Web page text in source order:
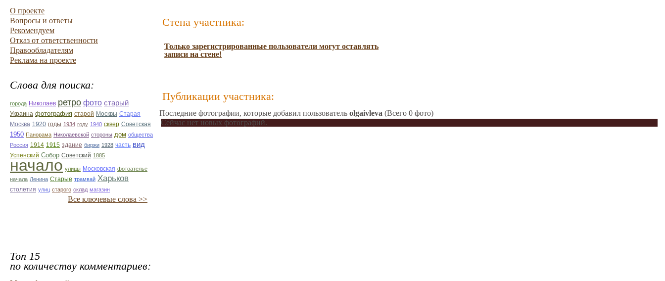
О проекте
Вопросы и ответы
Рекомендуем
Отказ от ответственности
Правообладателям
Реклама на проекте
Слова для поиска:
города Николаев ретро фото старый
Украина фотография старой Москвы Старая
Москва 1920 годы 1934 году 1940 сквер Советская
1950 Панорама Николаевской стороны дом общества
Россия 1914 1915 здание биржи 1928 часть вид
Успенский Собор Советский 1885
начало улицы Московская фотоателье
начала Ленина Старые трамвай Харьков
столетия улиц старого склад магазин
Все ключевые слова >>
Топ 15
по количеству комментариев:
Стена участника:
Только зарегистрированные пользователи могут оставлять
записи на стене!
Публикации участника:
Последние фотографии, которые добавил пользователь olgaivleva (Всего 0 фото)
Сейчас нет новых фотографий.